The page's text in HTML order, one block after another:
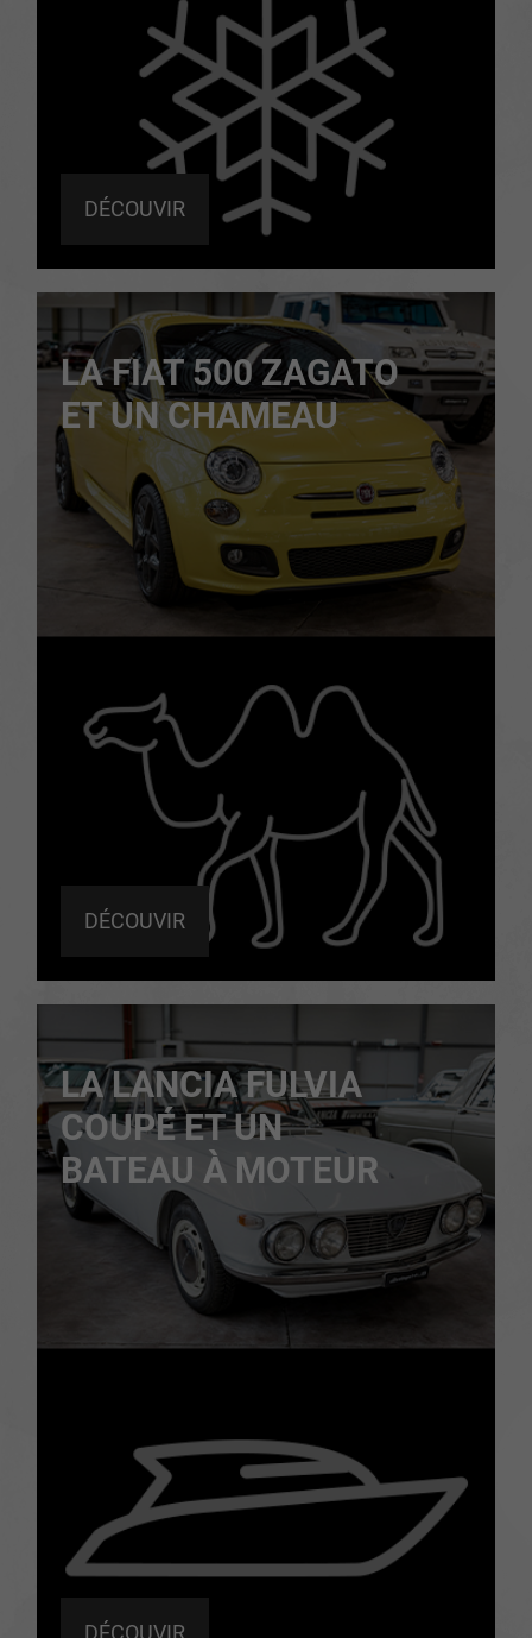
DÉCOUVIR
LA FIAT 500 ZAGATO
ET UN CHAMEAU
DÉCOUVIR
LA LANCIA FULVIA
COUPÉ ET UN
BATEAU À MOTEUR
DÉCOUVIR